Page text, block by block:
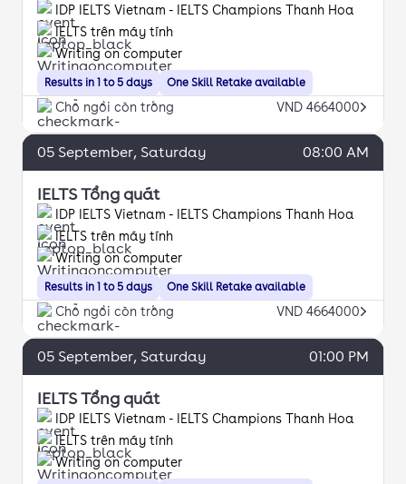
IDP IELTS Vietnam - IELTS Champions Thanh Hoa
Results in 1 to 5 days
IELTS trên máy tính
Writing on computer
One Skill Retake available
Chỗ ngồi còn trống VND 4664000
05 September, Saturday 08:00 AM
IELTS Tổng quát
IDP IELTS Vietnam - IELTS Champions Thanh Hoa
Results in 1 to 5 days
IELTS trên máy tính
Writing on computer
One Skill Retake available
Chỗ ngồi còn trống VND 4664000
05 September, Saturday 01:00 PM
IELTS Tổng quát
IDP IELTS Vietnam - IELTS Champions Thanh Hoa
IELTS trên máy tính
Writing on computer